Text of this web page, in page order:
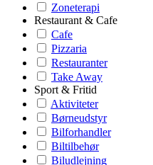
Zoneterapi
Restaurant & Cafe
Cafe
Pizzaria
Restauranter
Take Away
Sport & Fritid
Aktiviteter
Børneudstyr
Bilforhandler
Biltilbehør
Biludlejning